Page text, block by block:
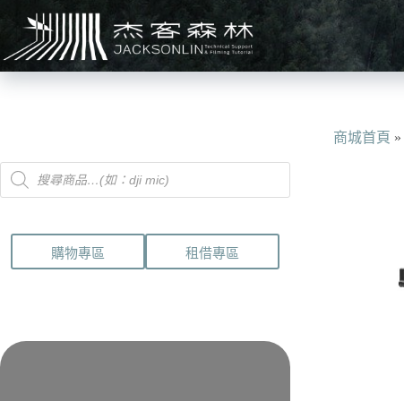
主
要
商城首頁 »
Products
search
購物專區 租借專區